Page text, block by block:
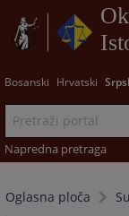
Bosanski Hrvatski
Napredna pretraga
Oglasna ploča